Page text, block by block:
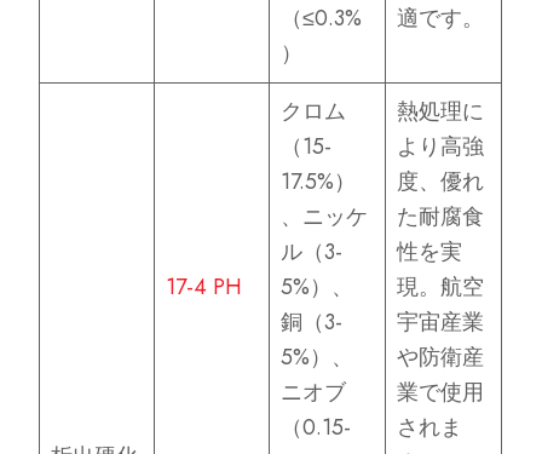
（≤0.3%
）
適です。
17-4 PH
クロム
（15-
17.5%）
、ニッケ
ル（3-
5%）、
銅（3-
5%）、
ニオブ
（0.15-
熱処理に
より高強
度、優れ
た耐腐食
性を実
現。航空
宇宙産業
や防衛産
業で使用
されま